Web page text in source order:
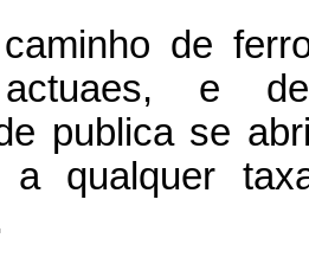
de
actuaes, e
publica se
a qualquer